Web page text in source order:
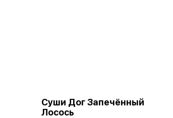
Суши Дог Запечённый
Лосось